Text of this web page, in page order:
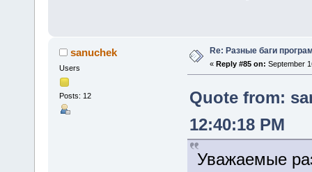
sanuchek
Users
Posts: 12
Re: Разные баги
« Reply #85 on: September
Quote from:
12:40:18 PM
Уважаемые